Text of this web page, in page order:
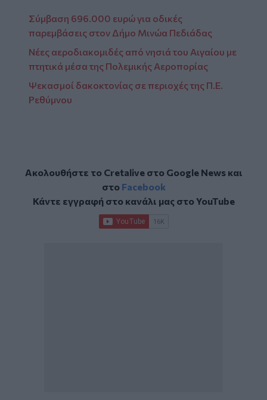
Σύμβαση 696.000 ευρώ για οδικές
παρεμβάσεις στον Δήμο Μινώα Πεδιάδας
Νέες αεροδιακομιδές από νησιά του Αιγαίου με
πτητικά μέσα της Πολεμικής Αεροπορίας
Ψεκασμοί δακοκτονίας σε περιοχές της Π.Ε.
Ρεθύμνου
Ακολουθήστε το Cretalive στο Google Newsκαι
στο Facebook
Κάντε εγγραφή στο κανάλι μας στοYouTube